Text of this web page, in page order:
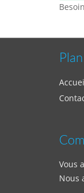
Vous
Nous